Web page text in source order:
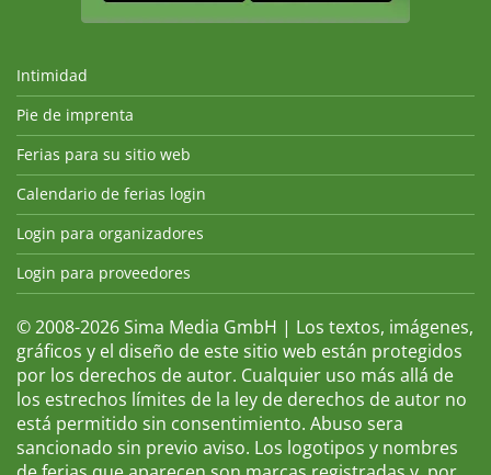
Intimidad
Pie de imprenta
Ferias para su sitio web
Calendario de ferias login
Login para organizadores
Login para proveedores
© 2008-2026 Sima Media GmbH | Los textos, imágenes,
gráficos y el diseño de este sitio web están protegidos
por los derechos de autor. Cualquier uso más allá de
los estrechos límites de la ley de derechos de autor no
está permitido sin consentimiento. Abuso sera
sancionado sin previo aviso. Los logotipos y nombres